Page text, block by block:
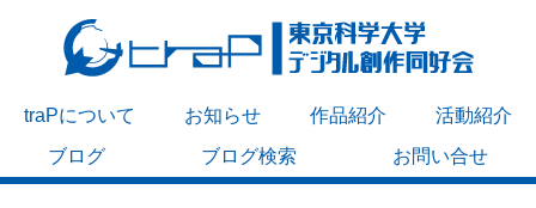
traPについて お知らせ 作品紹介
活動紹介
ブログ
ブログ検索 お問い合せ